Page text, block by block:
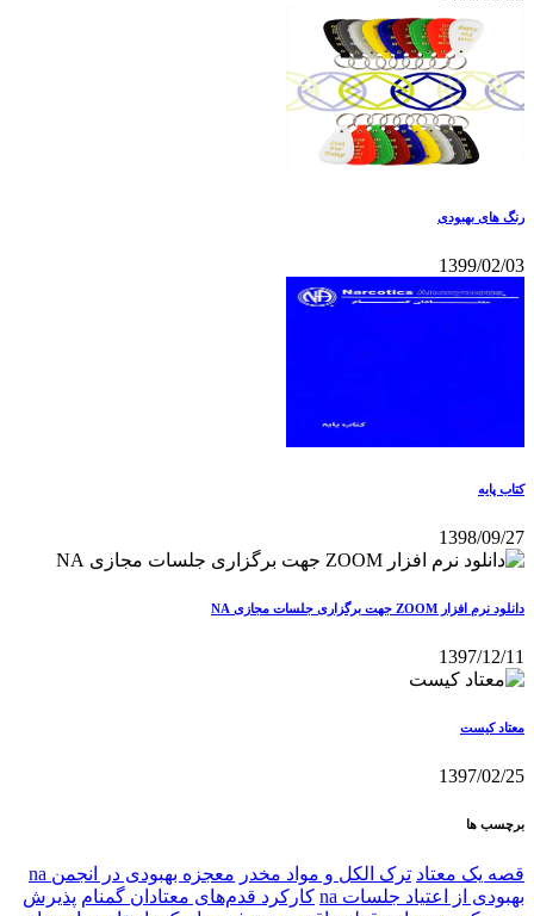
رنگ های بهبودی
1399/02/03
کتاب پایه
1398/09/27
دانلود نرم افزار ZOOM جهت برگزاری جلسات مجازی NA
1397/12/11
معتاد کيست
1397/02/25
برچسب ها
قصه یک معتاد ترک الکل و مواد مخدر معجزه بهبودی در انجمن na
بهبودی از اعتیاد جلسات na
کارکرد قدم‌های معتادان گمنام پذیرش